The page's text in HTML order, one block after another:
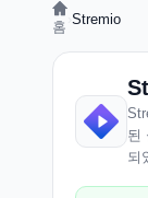
홈 Stremio
된
되